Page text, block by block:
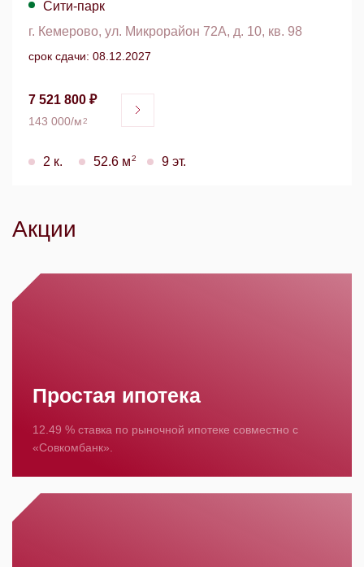
Сити-парк
г. Кемерово, ул. Микрорайон 72А, д. 10, кв. 98
срок сдачи: 08.12.2027
7 521 800 ₽
143 000/м2
2 к. 52.6 м2 9 эт.
Акции
Простая ипотека
12.49 % ставка по рыночной ипотеке совместно с
«Совкомбанк».